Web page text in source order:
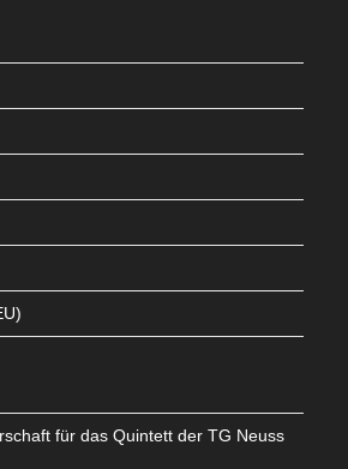
für das Quintett der TG Neuss